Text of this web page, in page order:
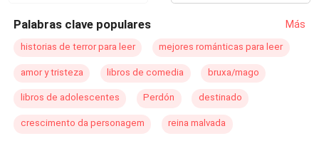
salga a la luz... tendrá que elegir: la venganza o la mujer
que se convirtió en su debilidad.
Palabras clave populares Más
historias de terror para leer mejores románticas para leer
amor y tristeza libros de comedia bruxa/mago
libros de adolescentes Perdón destinado
crescimento da personagem reina malvada